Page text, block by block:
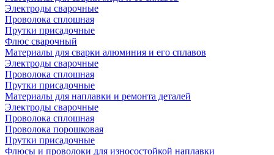
Электроды сварочные
Проволока сплошная
Прутки присадочные
Флюс сварочный
Материалы для сварки алюминия и его сплавов
Электроды сварочные
Проволока сплошная
Прутки присадочные
Материалы для наплавки и ремонта деталей
Электроды сварочные
Проволока сплошная
Проволока порошковая
Прутки присадочные
Флюсы и проволоки для износостойкой наплавки